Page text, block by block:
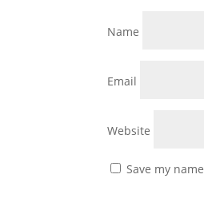
Name
Email
Website
Save my